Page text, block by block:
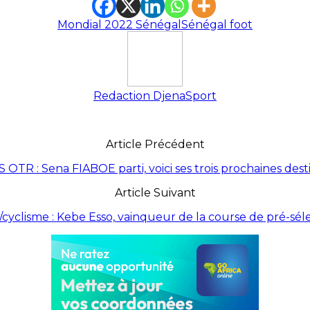
Mondial 2022 Sénégal Sénégal foot
Redaction DjenaSport
Article Précédent
OTR : Sena FIABOE parti, voici ses trois prochaines
Article Suivant
cyclisme : Kebe Esso, vainqueur de la course de pré-